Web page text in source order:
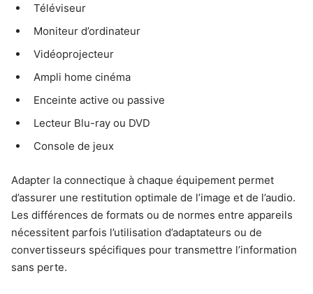
Téléviseur
Moniteur d’ordinateur
Vidéoprojecteur
Ampli home cinéma
Enceinte active ou passive
Lecteur Blu-ray ou DVD
Console de jeux
Adapter la connectique à chaque équipement permet
d’assurer une restitution optimale de l’image et de l’audio.
Les différences de formats ou de normes entre appareils
nécessitent parfois l’utilisation d’adaptateurs ou de
convertisseurs spécifiques pour transmettre l’information
sans perte.